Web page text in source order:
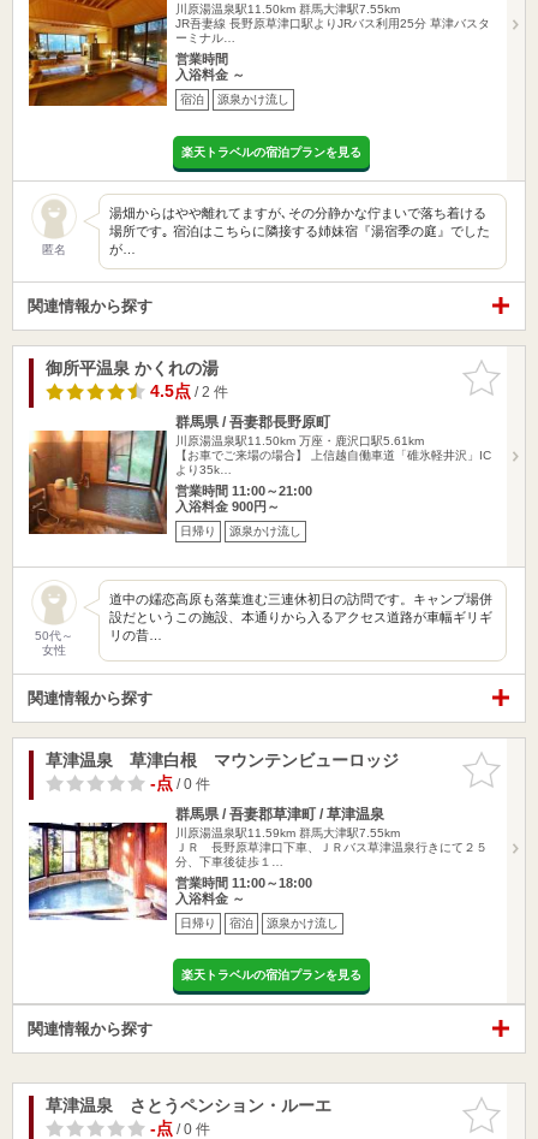
川原湯温泉駅11.50km 群馬大津駅7.55km
JR吾妻線 長野原草津口駅よりJRバス利用25分 草津バスタ
ーミナル…
営業時間
入浴料金 ～
宿泊 源泉かけ流し
楽天トラベルの宿泊プランを見る
匿名
湯畑からはやや離れてますが､その分静かな佇まいで落ち着ける
場所です｡ 宿泊はこちらに隣接する姉妹宿『湯宿季の庭』でした
が…
関連情報から探す
お気に入
りに追加
御所平温泉 かくれの湯
4.5点/ 2 件
群馬県 / 吾妻郡長野原町
川原湯温泉駅11.50km 万座・鹿沢口駅5.61km
【お車でご来場の場合】 上信越自働車道「碓氷軽井沢」IC
より35k…
営業時間 11:00～21:00
入浴料金 900円～
日帰り 源泉かけ流し
50代～
女性
道中の嬬恋高原も落葉進む三連休初日の訪問です。キャンプ場併
設だというこの施設、本通りから入るアクセス道路が車幅ギリギ
リの昔…
関連情報から探す
お気に入
りに追加
草津温泉 草津白根 マウンテンビューロッジ
-点/ 0 件
群馬県 / 吾妻郡草津町 / 草津温泉
川原湯温泉駅11.59km 群馬大津駅7.55km
ＪＲ 長野原草津口下車、ＪＲバス草津温泉行きにて２５
分、下車後徒歩１…
営業時間 11:00～18:00
入浴料金 ～
日帰り 宿泊 源泉かけ流し
楽天トラベルの宿泊プランを見る
関連情報から探す
お気に入
りに追加
草津温泉 さとうペンション・ルーエ
-点/ 0 件